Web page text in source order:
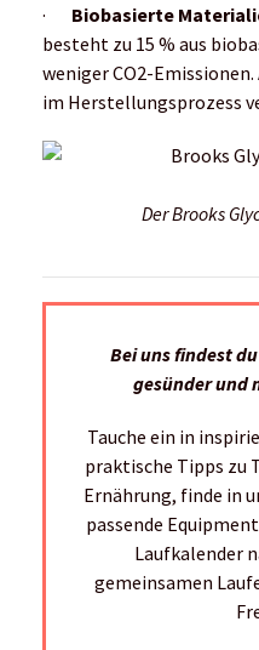
· Biobasierte
besteht zu 15 % aus
weniger CO2-
im Herstellungsprozess
Der Brooks
Bei uns findest
gesünder und
Tauche ein in
praktische Tipps zu
Ernährung, finde in
passende
Laufkalender
gemeinsamen